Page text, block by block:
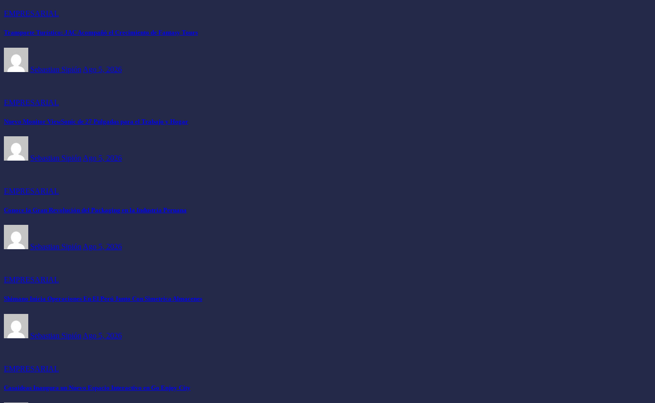
EMPRESARIAL
Transporte Turístico: JAC Acompañó el Crecimiento de Fantasy Tours
Sebastian Sipión Ago 5, 2026
EMPRESARIAL
Nuevo Monitor ViewSonic de 27 Pulgadas para el Trabajo y Hogar
Sebastian Sipión Ago 5, 2026
EMPRESARIAL
Conoce la Gran Revolución del Packaging en la Industria Peruana
Sebastian Sipión Ago 5, 2026
EMPRESARIAL
Shimano Inicia Operaciones En El Perú Junto Con Simetrica Almacenes
Sebastian Sipión Ago 5, 2026
EMPRESARIAL
Casaideas Inaugura un Nuevo Espacio Interactivo en Go Enjoy City